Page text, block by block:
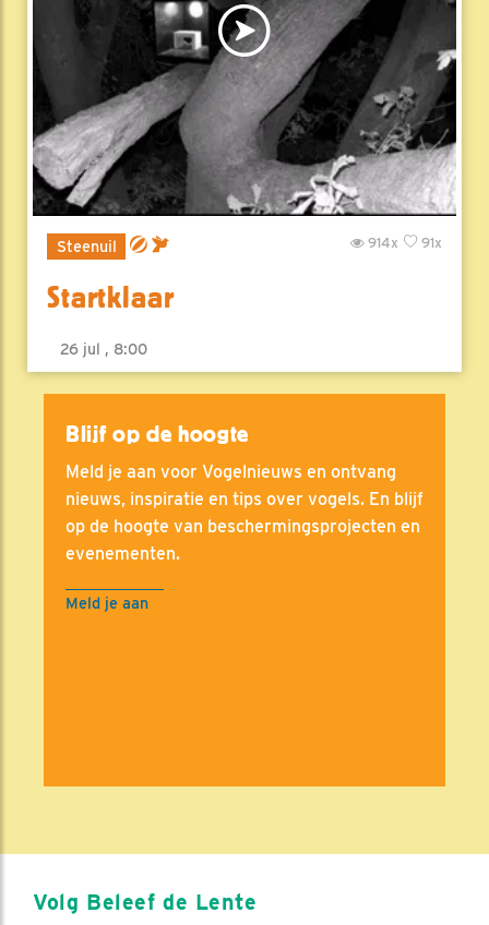
Steenuil 91x
914x
Startklaar
26 jul , 8:00
Blijf op de hoogte
Meld je aan voor Vogelnieuws en ontvang
nieuws, inspiratie en tips over vogels. En blijf
op de hoogte van beschermingsprojecten en
evenementen.
Meld je aan
Volg Beleef de Lente